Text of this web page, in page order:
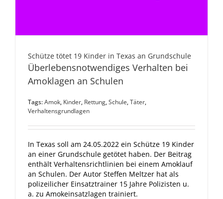
Schütze tötet 19 Kinder in Texas an Grundschule
Überlebensnotwendiges Verhalten bei
Amoklagen an Schulen
Tags:Amok, Kinder, Rettung,Schule,Täter,
Verhaltensgrundlagen
In Texas soll am 24.05.2022 ein Schütze 19 Kinder
an einer Grundschule getötet haben. Der Beitrag
enthält Verhaltensrichtlinien bei einem Amoklauf
an Schulen. Der Autor Steffen Meltzer hat als
polizeilicher Einsatztrainer 15 Jahre Polizisten u.
a. zu Amokeinsatzlagen trainiert.